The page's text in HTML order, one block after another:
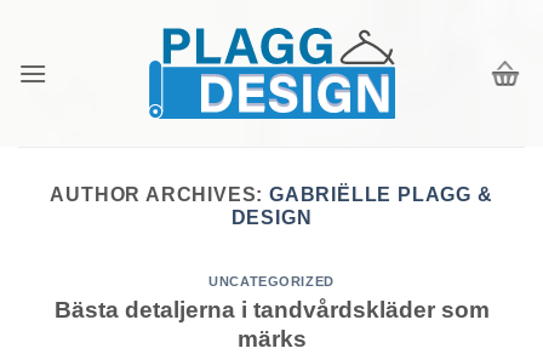
content
AUTHOR ARCHIVES: GABRIËLLE PLAGG &
DESIGN
UNCATEGORIZED
Bästa detaljerna i tandvårdskläder som
märks